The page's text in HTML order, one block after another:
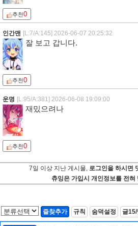
추천0
인간맨 [L:7/A:145] 2026-06-07 20:25:32
잘 보고 갑니다.
추천0
운명 [L:95/A:381] 2026-06-08 19:09:00
재밌으려나
추천0
7일 이상 지난 게시물, 로그인을 하시면
츄잉은 가입시 개인정보를 전혀
즐찾추가 규칙 숨덕설정 글